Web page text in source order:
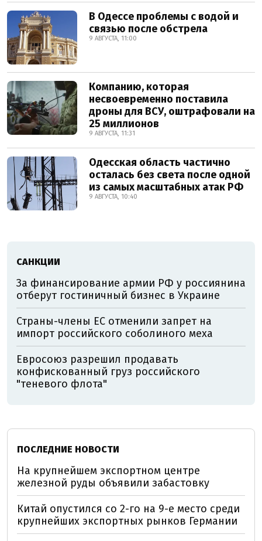
В Одессе проблемы с водой и
связью после обстрела
9 АВГУСТА, 11:00
Компанию, которая
несвоевременно поставила
дроны для ВСУ, оштрафовали на
25 миллионов
9 АВГУСТА, 11:31
Одесская область частично
осталась без света после одной
из самых масштабных атак РФ
9 АВГУСТА, 10:40
САНКЦИИ
За финансирование армии РФ у россиянина
отберут гостиничный бизнес в Украине
Страны-члены ЕС отменили запрет на
импорт российского соболиного меха
Евросоюз разрешил продавать
конфискованный груз российского
"теневого флота"
ПОСЛЕДНИЕ НОВОСТИ
На крупнейшем экспортном центре
железной руды объявили забастовку
Китай опустился со 2-го на 9-е место среди
крупнейших экспортных рынков Германии